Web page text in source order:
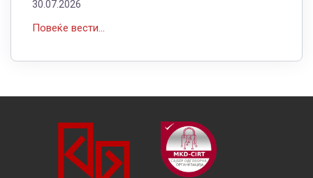
30.07.2026
Повеќе вести...